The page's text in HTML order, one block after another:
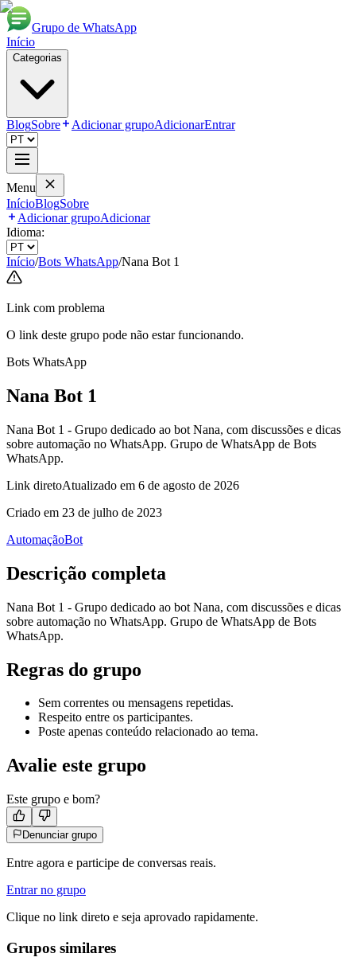
Grupo de WhatsApp
Início
Categorias
BlogSobre Adicionar grupoAdicionarEntrar
Menu
InícioBlogSobre
Adicionar grupoAdicionar
Idioma:
Início/Bots WhatsApp/Nana Bot 1
Link com problema
O link deste grupo pode não estar funcionando.
Bots WhatsApp
Nana Bot 1
Nana Bot 1 - Grupo dedicado ao bot Nana, com discussões e dicas
sobre automação no WhatsApp. Grupo de WhatsApp de Bots
WhatsApp.
Link diretoAtualizado em 6 de agosto de 2026
Criado em 23 de julho de 2023
AutomaçãoBot
Descrição completa
Nana Bot 1 - Grupo dedicado ao bot Nana, com discussões e dicas
sobre automação no WhatsApp. Grupo de WhatsApp de Bots
WhatsApp.
Regras do grupo
Sem correntes ou mensagens repetidas.
Respeito entre os participantes.
Poste apenas conteúdo relacionado ao tema.
Avalie este grupo
Este grupo e bom?
Denunciar grupo
Entre agora e participe de conversas reais.
Entrar no grupo
Clique no link direto e seja aprovado rapidamente.
Grupos similares